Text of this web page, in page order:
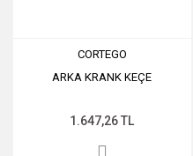
CORTEGO
ARKA KRANK KEÇE
1.647,26 TL